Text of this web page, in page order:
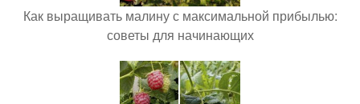
Как выращивать малину с максимальной прибылью:
советы для начинающих